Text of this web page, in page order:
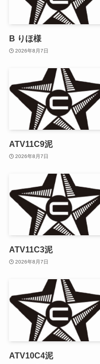
B りほ様
2026年8月7日
ATV11C9泥
2026年8月7日
ATV11C3泥
2026年8月7日
ATV10C4泥